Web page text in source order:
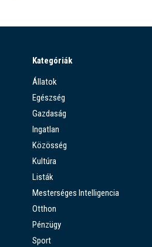
Kategóriák
Állatok
Egészség
Gazdaság
Ingatlan
Közösség
Kultúra
Listák
Mesterséges Intelligencia
Otthon
Pénzügy
Sport